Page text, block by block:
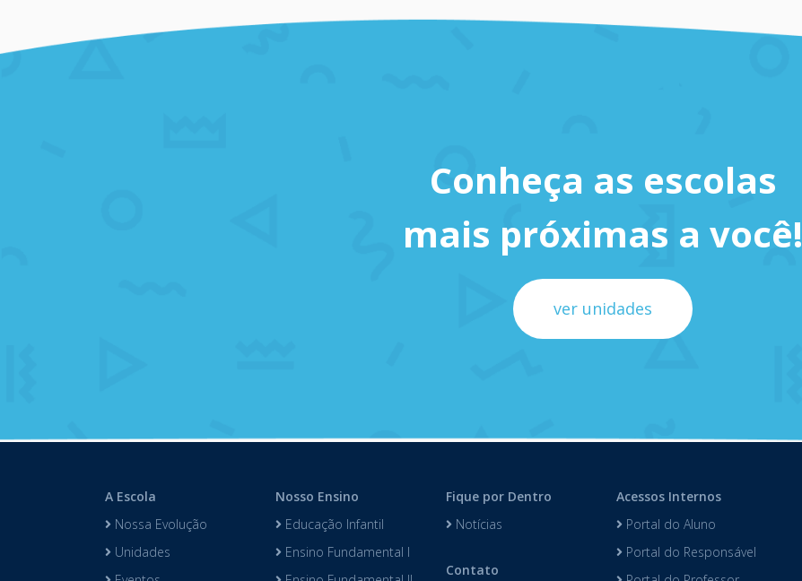
Conheça as escolas
mais próximas a você!
ver unidades
A Escola
Nossa Evolução
Unidades
Nosso Ensino
Educação Infantil
Ensino Fundamental I
Fique por Dentro
Notícias
Contato
Acessos Internos
Portal do Aluno
Portal do Responsável